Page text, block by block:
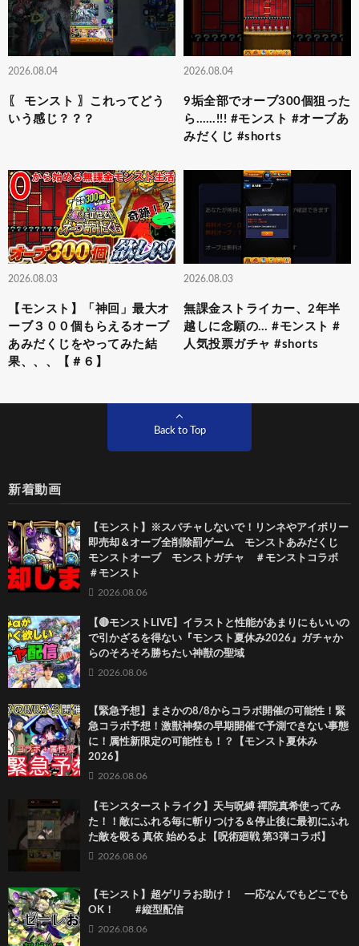
2026.08.04
〖 モンスト 〗これってどう
いう感じ？？？
2026.08.04
9垢全部でオーブ300個狙った
ら……!!! #モンスト #オーブあ
みだくじ #shorts
2026.08.03
【モンスト】「神回」最大オ
ーブ３００個もらえるオーブ
あみだくじをやってみた結
果、、、【＃６】
2026.08.03
無課金ストライカー、2年半
越しに念願の… #モンスト #
人気投票ガチャ #shorts
Back to Top
新着動画
【モンスト】※スパチャしないで！リンネやアイボリー
即売却＆オーブ全削除罰ゲーム モンストあみだくじ
モンストオーブ モンストガチャ ＃モンストコラボ
＃モンスト
2026.08.06
【🔴モンストLIVE】イラストと性能があまりにもいいの
で引かざるを得ない『モンスト夏休み2026』ガチャか
らのそろそろ勝ちたい神獣の聖域
2026.08.06
【緊急予想】まさかの8/8からコラボ開催の可能性！緊
急コラボ予想！激獣神祭の早期開催で予測できない事態
に！属性新限定の可能性も！？【モンスト夏休み
2026】
2026.08.06
【モンスターストライク】天与呪縛 禪院真希使ってみ
た！！敵にふれる毎に斬りつける＆停止後に最初にふれ
た敵を殴る 真依 始めるよ【呪術廻戦 第3弾コラボ】
2026.08.06
【モンスト】超ゲリラお助け！ 一応なんでもどこでも
OK！ #縦型配信
2026.08.06